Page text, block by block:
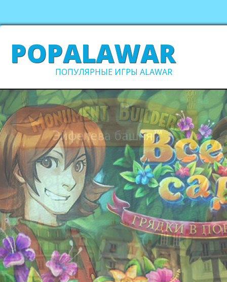
POPALAWAR
ПОПУЛЯРНЫЕ ИГРЫ ALAWAR